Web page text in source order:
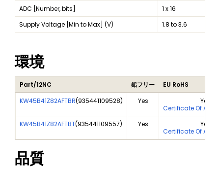
ADC [Number, bits]
1 x 16
Supply Voltage [Min to Max] (V)
1.8 to 3.6
環境
Part/12NC 鉛フリー
EU RoHS
KW45B41Z82AFTBR(935441109528) Yes
Yes
Certificate Of
KW45B41Z82AFTBT(935441109557) Yes
Yes
Certificate Of
品質